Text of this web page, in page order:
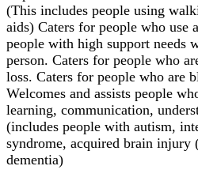
(This includes people using
aids) Caters for people who use
people with high support needs
person. Caters for people who
loss. Caters for people who are
Welcomes and assists people
learning, communication,
(includes people with autism,
syndrome, acquired brain
dementia)